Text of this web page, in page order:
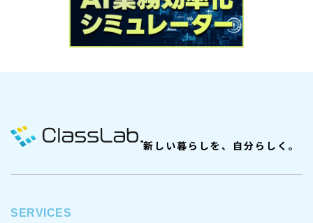
新しい暮らしを、自分らしく。
SERVICES